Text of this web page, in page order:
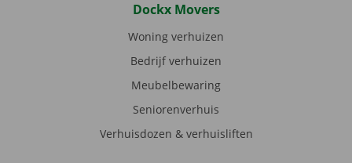
Dockx Movers
Woning verhuizen
Bedrijf verhuizen
Meubelbewaring
Seniorenverhuis
Verhuisdozen & verhuisliften